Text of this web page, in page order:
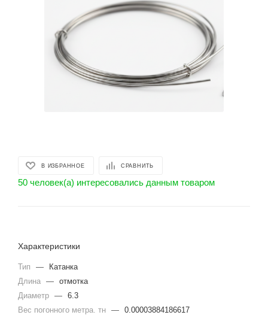
В ИЗБРАННОЕ СРАВНИТЬ
50 человек(а) интересовались данным товаром
Характеристики
Тип —
Катанка
Длина — отмотка
Диаметр — 6.3
Вес погонного метра. тн — 0.00003884186617